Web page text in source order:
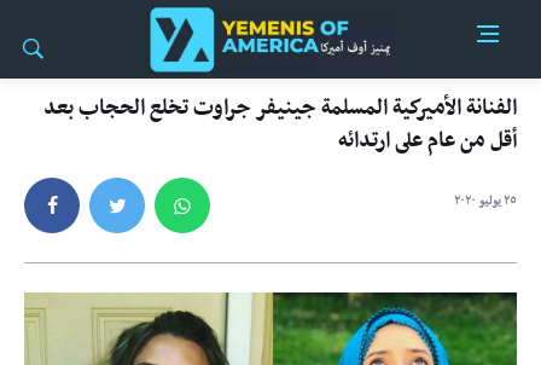
الفنانة الأميركية المسلمة جينيفر جراوت تخلع الحجاب بعد
أقل من عام على ارتدائه
٢٥ يوليو ٢٠٢٠